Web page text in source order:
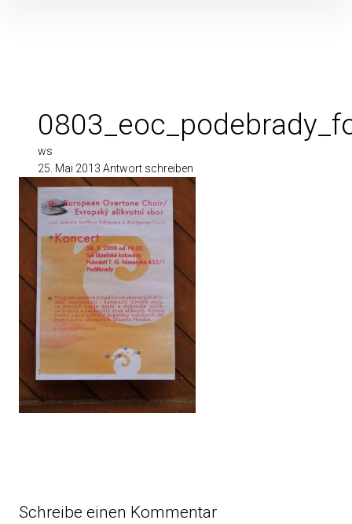
ws
25. Mai 2013 Antwort schreiben
Schreibe einen Kommentar